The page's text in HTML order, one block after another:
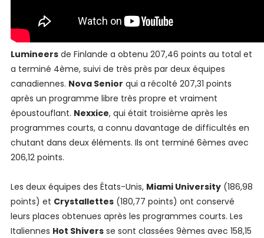
Lumineersde Finlande a obtenu 207,46 points au total et
a terminé 4ème, suivi de très près par deux équipes
canadiennes. Nova Senior qui a récolté 207,31 points
après un programme libre très propre et vraiment
époustouflant. Nexxice, qui était troisième après les
programmes courts, a connu davantage de difficultés en
chutant dans deux éléments. Ils ont terminé 6èmes avec
206,12 points.
Les deux équipes des États-Unis, Miami University(186,98
points) et Crystallettes(180,77 points) ont conservé
leurs places obtenues après les programmes courts. Les
Italiennes Hot Shiversse sont classées 9èmes avec 158,15